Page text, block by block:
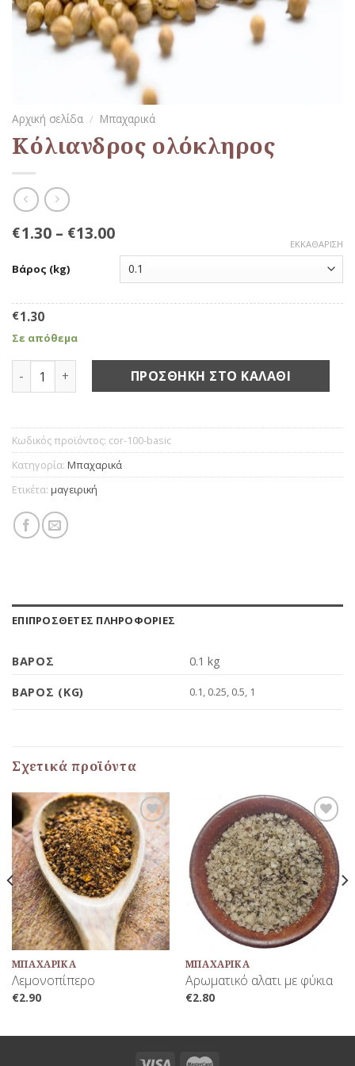
Αρχική σελίδα / Μπαχαρικά
Κόλιανδρος ολόκληρος
€1.30– €13.00
Βάρος (kg)
ΕΚΚΑΘΆΡΙΣΗ
€1.30
Σε απόθεμα
Κόλιανδρος ολόκληρος ποσότητα
ΠΡΟΣΘΉΚΗ ΣΤΟ ΚΑΛΆΘΙ
Κωδικός προϊόντος: cor-100-basic
Κατηγορία: Μπαχαρικά
Ετικέτα: μαγειρική
ΕΠΙΠΡΌΣΘΕΤΕΣ ΠΛΗΡΟΦΟΡΊΕΣ
ΒΆΡΟΣ 0.1 kg
ΒΆΡΟΣ (KG) 0.1, 0.25, 0.5, 1
Σχετικά προϊόντα
Προσθήκη
στη Λίστα
Αγαπημένων
ΜΠΑΧΑΡΙΚΆ
Λεμονοπίπερο
€2.90
Προσθήκη
στη Λίστα
Αγαπημένων
ΜΠΑΧΑΡΙΚΆ
Αρωματικό αλατι με φύκια
€2.80